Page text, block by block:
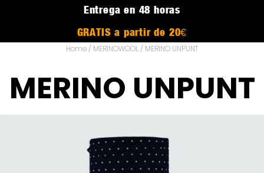
Entrega en 48 horas
GRATIS a partir de 20€
Home / MERINOWOOL / MERINO UNPUNT
MERINO UNPUNT